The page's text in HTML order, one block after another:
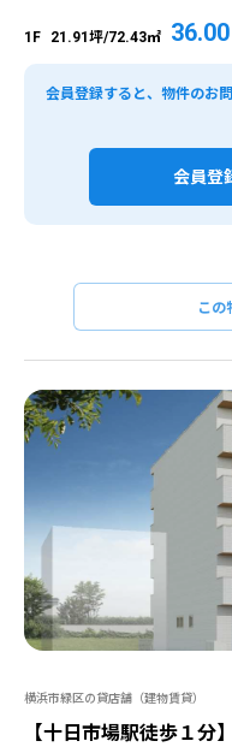
1F 21.91坪/72.43㎡ 36.00
会員登録すると、物件のお
会員登
この
横浜市緑区の貸店舗（建物賃貸）
【十日市場駅徒歩１分